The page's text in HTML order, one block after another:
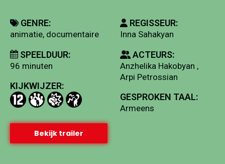
GENRE:
animatie, documentaire
SPEELDUUR:
96 minuten
KIJKWIJZER:
REGISSEUR:
Inna Sahakyan
ACTEURS:
Anzhelika Hakobyan ,
Arpi Petrossian
GESPROKEN TAAL:
Armeens
Bekijk trailer